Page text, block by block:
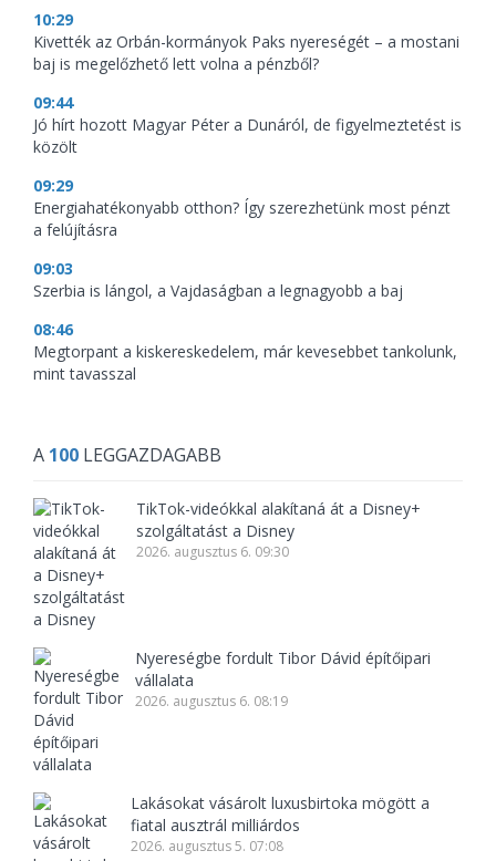
10:29
Kivették az Orbán-kormányok Paks nyereségét – a mostani
baj is megelőzhető lett volna a pénzből?
09:44
Jó hírt hozott Magyar Péter a Dunáról, de figyelmeztetést is
közölt
09:29
Energiahatékonyabb otthon? Így szerezhetünk most pénzt
a felújításra
09:03
Szerbia is lángol, a Vajdaságban a legnagyobb a baj
08:46
Megtorpant a kiskereskedelem, már kevesebbet tankolunk,
mint tavasszal
A 100 LEGGAZDAGABB
TikTok-videókkal alakítaná át a Disney+
szolgáltatást a Disney
2026. augusztus 6. 09:30
Nyereségbe fordult Tibor Dávid építőipari
vállalata
2026. augusztus 6. 08:19
Lakásokat vásárolt luxusbirtoka mögött a
fiatal ausztrál milliárdos
2026. augusztus 5. 07:08